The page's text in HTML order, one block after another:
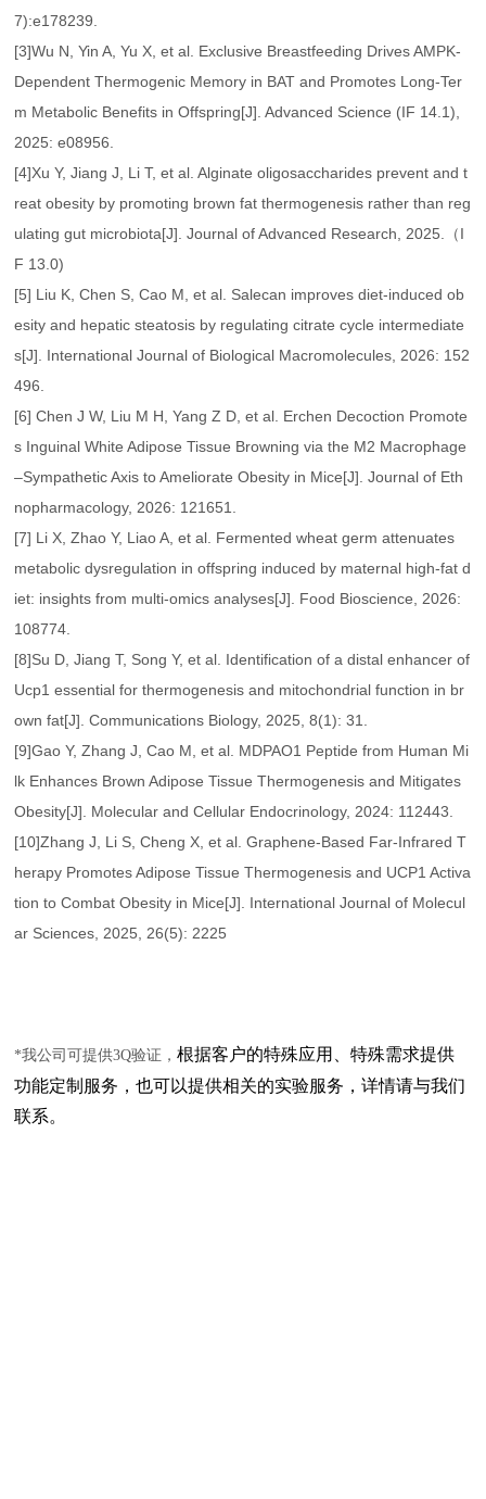
7):e178239.
[3]Wu N, Yin A, Yu X, et al. Exclusive Breastfeeding Drives AMPK‐
Dependent Thermogenic Memory in BAT and Promotes Long‐Ter
m Metabolic Benefits in Offspring[J]. Advanced Science (IF 14.1),
2025: e08956.
[4]Xu Y, Jiang J, Li T, et al. Alginate oligosaccharides prevent and t
reat obesity by promoting brown fat thermogenesis rather than reg
ulating gut microbiota[J]. Journal of Advanced Research, 2025.（I
F 13.0)
[5] Liu K, Chen S, Cao M, et al. Salecan improves diet-induced ob
esity and hepatic steatosis by regulating citrate cycle intermediate
s[J]. International Journal of Biological Macromolecules, 2026: 152
496.
[6] Chen J W, Liu M H, Yang Z D, et al. Erchen Decoction Promote
s Inguinal White Adipose Tissue Browning via the M2 Macrophage
–Sympathetic Axis to Ameliorate Obesity in Mice[J]. Journal of Eth
nopharmacology, 2026: 121651.
[7] Li X, Zhao Y, Liao A, et al. Fermented wheat germ attenuates
metabolic dysregulation in offspring induced by maternal high-fat d
iet: insights from multi-omics analyses[J]. Food Bioscience, 2026:
108774.
[8]Su D, Jiang T, Song Y, et al. Identification of a distal enhancer of
Ucp1 essential for thermogenesis and mitochondrial function in br
own fat[J]. Communications Biology, 2025, 8(1): 31.
[9]Gao Y, Zhang J, Cao M, et al. MDPAO1 Peptide from Human Mi
lk Enhances Brown Adipose Tissue Thermogenesis and Mitigates
Obesity[J]. Molecular and Cellular Endocrinology, 2024: 112443.
[10]Zhang J, Li S, Cheng X, et al. Graphene-Based Far-Infrared T
herapy Promotes Adipose Tissue Thermogenesis and UCP1 Activa
tion to Combat Obesity in Mice[J]. International Journal of Molecul
ar Sciences, 2025, 26(5): 2225
*我公司可提供3Q验证，根据客户的特殊应用、特殊需求提供
功能定制服务，也可以提供相关的实验服务，详情请与我们
联系。